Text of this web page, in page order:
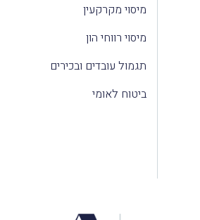
מיסוי מקרקעין
מיסוי רווחי הון
תגמול עובדים ובכירים
ביטוח לאומי